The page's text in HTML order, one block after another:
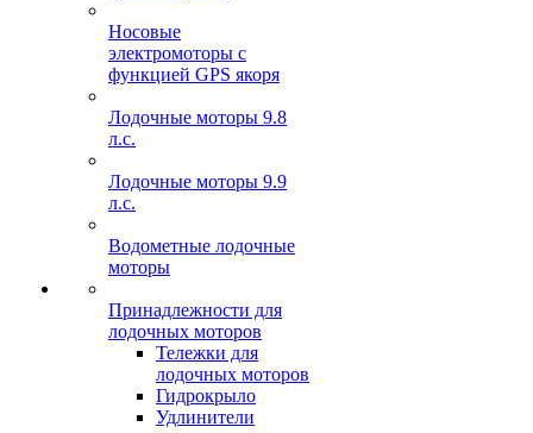
Носовые
электромоторы с
функцией GPS якоря
Лодочные моторы 9.8
л.с.
Лодочные моторы 9.9
л.с.
Водометные лодочные
моторы
Принадлежности для
лодочных моторов
Тележки для
лодочных моторов
Гидрокрыло
Удлинители